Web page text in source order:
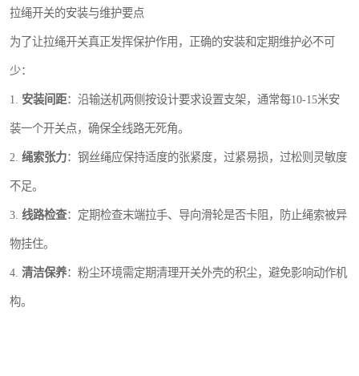
拉绳开关的安装与维护要点
为了让拉绳开关真正发挥保护作用，正确的安装和定期维护必不可
少：
1. 安装间距：沿输送机两侧按设计要求设置支架，通常每10-15米安
装一个开关点，确保全线路无死角。
2. 绳索张力：钢丝绳应保持适度的张紧度，过紧易损，过松则灵敏度
不足。
3. 线路检查：定期检查末端拉手、导向滑轮是否卡阻，防止绳索被异
物挂住。
4. 清洁保养：粉尘环境需定期清理开关外壳的积尘，避免影响动作机
构。